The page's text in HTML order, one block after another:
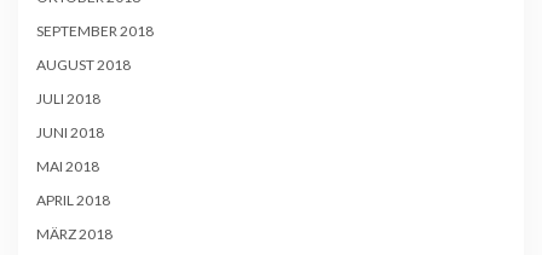
SEPTEMBER 2018
AUGUST 2018
JULI 2018
JUNI 2018
MAI 2018
APRIL 2018
MÄRZ 2018